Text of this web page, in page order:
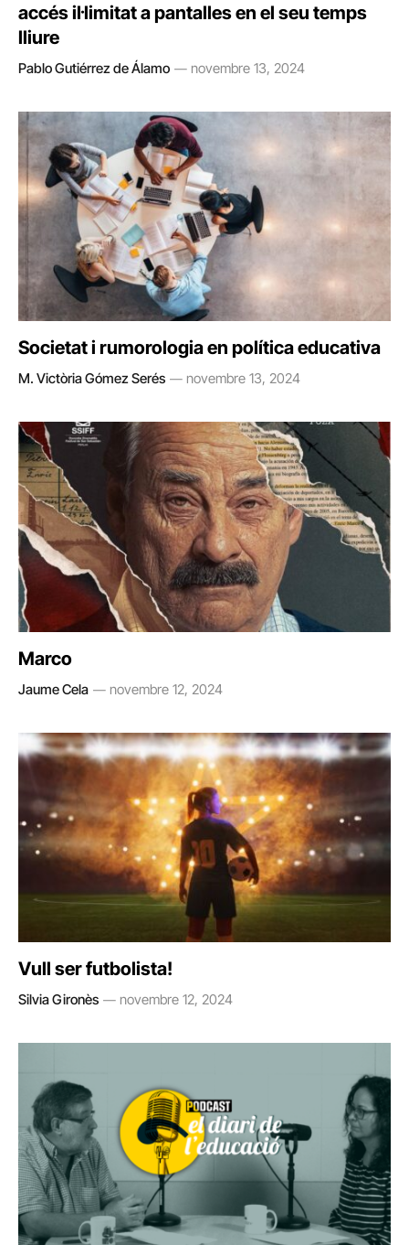
accés il·limitat a pantalles en el seu temps
lliure
Pablo Gutiérrez de Álamo novembre 13, 2024
Societat i rumorologia en política educativa
M. Victòria Gómez Serés novembre 13, 2024
Marco
Jaume Cela novembre 12, 2024
Vull ser futbolista!
Silvia Gironès novembre 12, 2024